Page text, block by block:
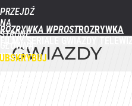
PRZEJDŹ
NA
STRONĘ
GŁÓWNĄ
WPROST.PL
ROZRYWKA WPROST
GWIAZDY